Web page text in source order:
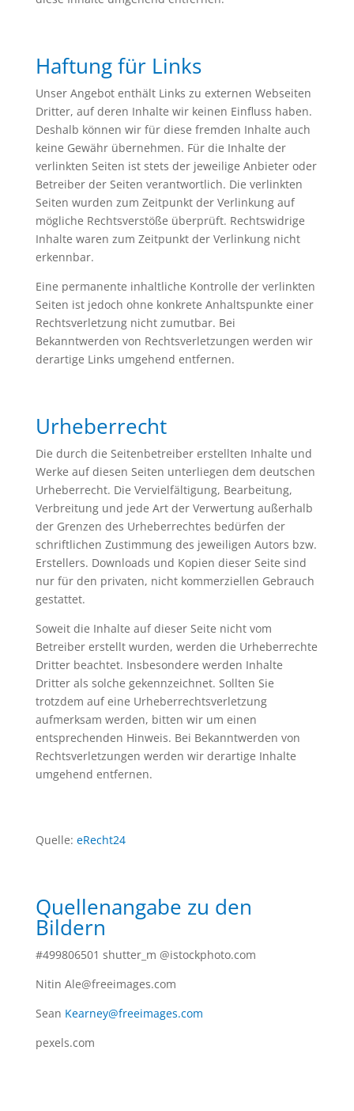
Haftung für Links
Unser Angebot enthält Links zu externen Webseiten
Dritter, auf deren Inhalte wir keinen Einfluss haben.
Deshalb können wir für diese fremden Inhalte auch
keine Gewähr übernehmen. Für die Inhalte der
verlinkten Seiten ist stets der jeweilige Anbieter oder
Betreiber der Seiten verantwortlich. Die verlinkten
Seiten wurden zum Zeitpunkt der Verlinkung auf
mögliche Rechtsverstöße überprüft. Rechtswidrige
Inhalte waren zum Zeitpunkt der Verlinkung nicht
erkennbar.
Eine permanente inhaltliche Kontrolle der verlinkten
Seiten ist jedoch ohne konkrete Anhaltspunkte einer
Rechtsverletzung nicht zumutbar. Bei
Bekanntwerden von Rechtsverletzungen werden wir
derartige Links umgehend entfernen.
Urheberrecht
Die durch die Seitenbetreiber erstellten Inhalte und
Werke auf diesen Seiten unterliegen dem deutschen
Urheberrecht. Die Vervielfältigung, Bearbeitung,
Verbreitung und jede Art der Verwertung außerhalb
der Grenzen des Urheberrechtes bedürfen der
schriftlichen Zustimmung des jeweiligen Autors bzw.
Erstellers. Downloads und Kopien dieser Seite sind
nur für den privaten, nicht kommerziellen Gebrauch
gestattet.
Soweit die Inhalte auf dieser Seite nicht vom
Betreiber erstellt wurden, werden die Urheberrechte
Dritter beachtet. Insbesondere werden Inhalte
Dritter als solche gekennzeichnet. Sollten Sie
trotzdem auf eine Urheberrechtsverletzung
aufmerksam werden, bitten wir um einen
entsprechenden Hinweis. Bei Bekanntwerden von
Rechtsverletzungen werden wir derartige Inhalte
umgehend entfernen.
Quelle: eRecht24
Quellenangabe zu den
Bildern
#499806501 shutter_m @istockphoto.com
Nitin Ale@freeimages.com
Sean Kearney@freeimages.com
pexels.com